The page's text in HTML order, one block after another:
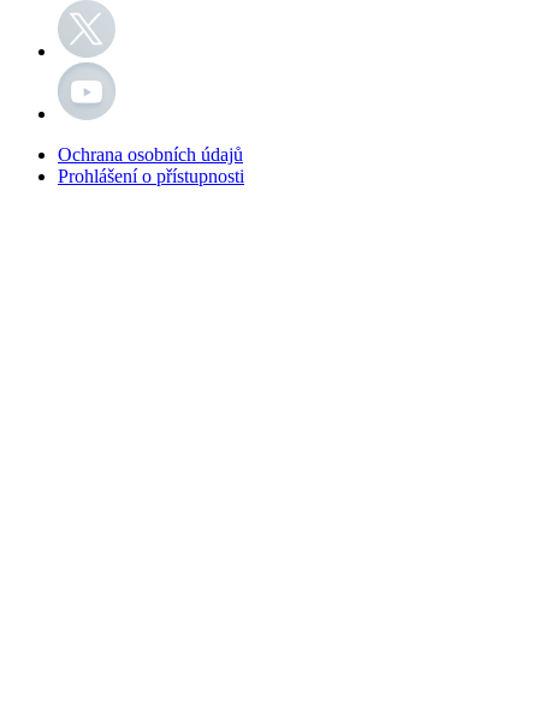
Ochrana osobních údajů
Prohlášení o přístupnosti